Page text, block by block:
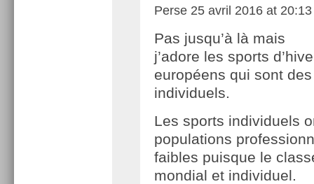
Perse 25 avril 2016 at 20:13
Pas jusqu’à là mais
j’adore les sports
européens qui sont
individuels.
Les sports individuels
populations
faibles puisque le
mondial et individuel.